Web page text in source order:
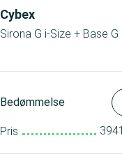
Cybex
Sirona G i-Size + Base G
Bedømmelse
Pris